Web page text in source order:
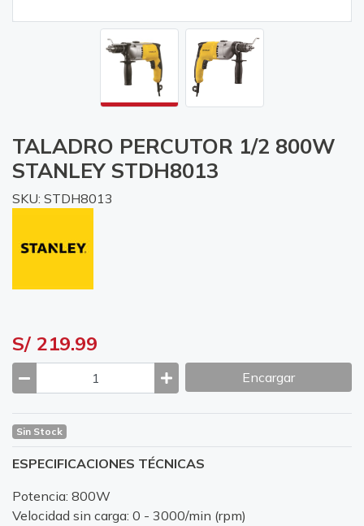
TALADRO PERCUTOR 1/2 800W
STANLEY STDH8013
SKU: STDH8013
S/ 219.99
Encargar
Sin Stock
ESPECIFICACIONES TÉCNICAS
Potencia: 800W
Velocidad sin carga: 0 - 3000/min (rpm)